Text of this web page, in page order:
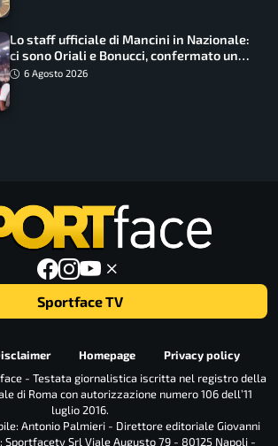
Lo staff ufficiale di Mancini in Nazionale:
ci sono Oriali e Bonucci, confermato un
ritorno
6 Agosto 2026
Sportface TV
Homepage
Privacy policy
- Testata giornalistica iscritta nel registro della
di Roma con autorizzazione numero 106 dell’11
luglio 2016.
Antonio Palmieri - Direttore editoriale Giovanni
Sportfacetv Srl Viale Augusto 79 - 80125 Napoli -